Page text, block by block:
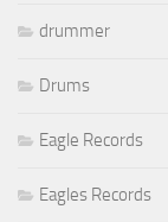
drummer
Drums
Eagle Records
Eagles Records